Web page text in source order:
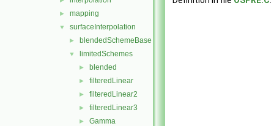
► mapping
▼ surfaceInterpolation
► blendedSchemeBase
▼ limitedSchemes
► blended
► filteredLinear
► filteredLinear2
► filteredLinear3
► Gamma